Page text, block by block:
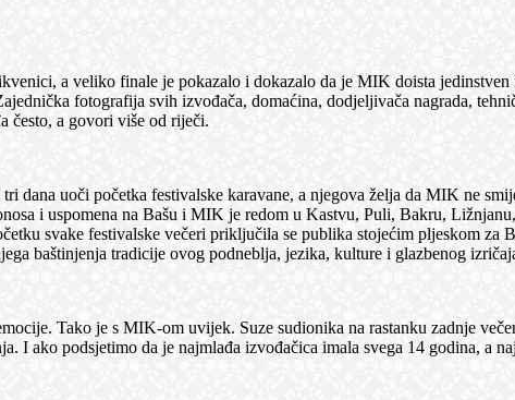
a veliko finale je pokazalo i dokazalo da je MIK doista jedinstven
fotografija svih izvođača, domaćina, dodjeljivača nagrada,
često, a govori više od riječi.
uoči početka festivalske karavane, a njegova želja da MIK ne
i uspomena na Bašu i MIK je redom u Kastvu, Puli, Bakru,
svake festivalske večeri priključila se publika stojećim pljeskom
baštinjenja tradicije ovog podneblja, jezika, kulture i glazbenog
Tako je s MIK-om uvijek. Suze sudionika na rastanku zadnje
I ako podsjetimo da je najmlađa izvođačica imala svega 14 godina, a